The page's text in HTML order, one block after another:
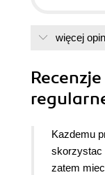
więcej
Recenzje
Kazdemu
skorzystac
zatem